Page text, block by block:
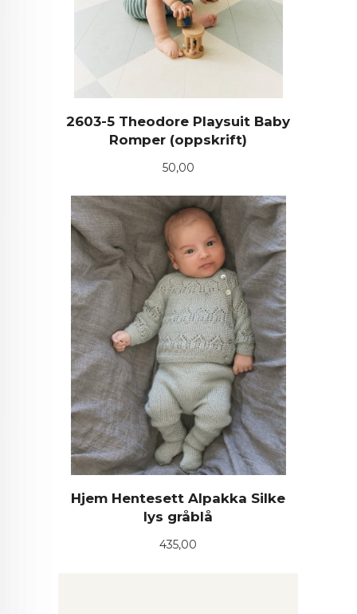
2603-5 Theodore Playsuit Baby
Romper (oppskrift)
Pris
50,00
Hjem Hentesett Alpakka Silke
lys gråblå
Pris
435,00